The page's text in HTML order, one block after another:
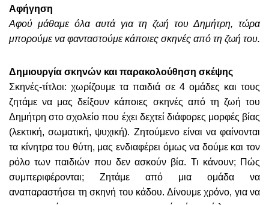
Αφήγηση
Αφού μάθαμε όλα αυτά για τη ζωή του Δημήτρη, τώρα
μπορούμε να φανταστούμε κάποιες σκηνές από τη ζωή του.
Δημιουργία σκηνών και παρακολούθηση σκέψης
Σκηνές-τίτλοι: χωρίζουμε τα παιδιά σε 4 ομάδες και τους
ζητάμε να μας δείξουν κάποιες σκηνές από τη ζωή του
Δημήτρη στο σχολείο που έχει δεχτεί διάφορες μορφές βίας
(λεκτική, σωματική, ψυχική). Ζητούμενο είναι να φαίνονται
τα κίνητρα του θύτη, μας ενδιαφέρει όμως να δούμε και τον
ρόλο των παιδιών που δεν ασκούν βία. Τι κάνουν; Πώς
συμπεριφέρονται; Ζητάμε από μια ομάδα να
αναπαραστήσει τη σκηνή του κάδου. Δίνουμε χρόνο, για να